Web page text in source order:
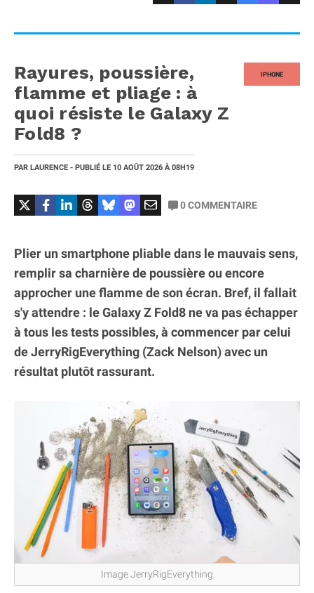
IPHONE
Rayures, poussière,
flamme et pliage : à
quoi résiste le Galaxy Z
Fold8 ?
PAR LAURENCE - PUBLIÉ LE 10 AOÛT 2026 À 08H19
0COMMENTAIRE
Plier un smartphone pliable dans le mauvais sens,
remplir sa charnière de poussière ou encore
approcher une flamme de son écran. Bref, il fallait
s'y attendre : le Galaxy Z Fold8 ne va pas échapper
à tous les tests possibles, à commencer par celui
de JerryRigEverything (Zack Nelson) avec un
résultat plutôt rassurant.
Image JerryRigEverything